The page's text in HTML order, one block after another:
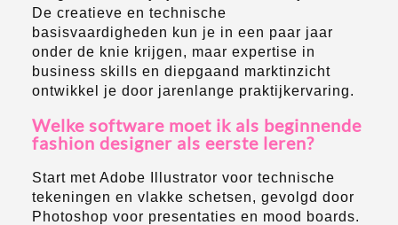
De creatieve en technische
basisvaardigheden kun je in een paar jaar
onder de knie krijgen, maar expertise in
business skills en diepgaand marktinzicht
ontwikkel je door jarenlange praktijkervaring.
Welke software moet ik als beginnende
fashion designer als eerste leren?
Start met Adobe Illustrator voor technische
tekeningen en vlakke schetsen, gevolgd door
Photoshop voor presentaties en mood boards.